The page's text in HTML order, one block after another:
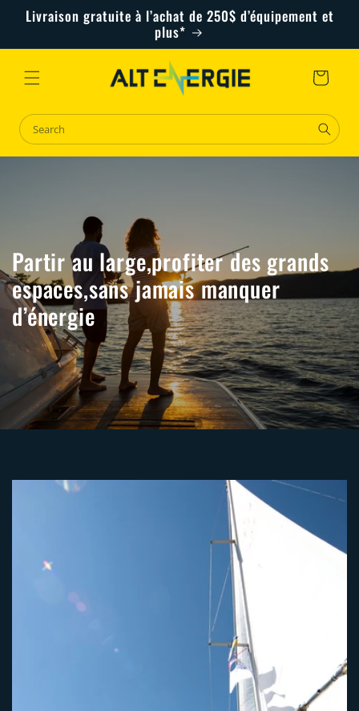
Skip to
content
Livraison gratuite à l’achat de 250$ d’équipement et
plus*
Cart
Partir au large,profiter des grands
espaces,sans jamais manquer
d’énergie